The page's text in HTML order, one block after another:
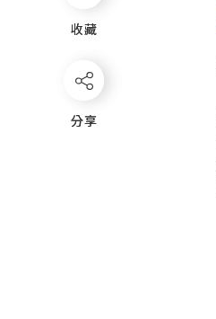
收藏
分享
收藏
分享